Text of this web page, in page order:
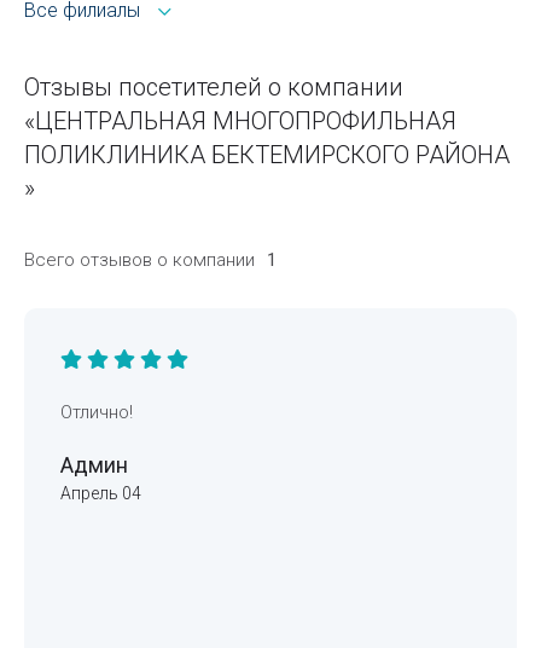
Все филиалы
Отзывы посетителей о компании
«ЦЕНТРАЛЬНАЯ МНОГОПРОФИЛЬНАЯ
ПОЛИКЛИНИКА БЕКТЕМИРСКОГО РАЙОНА
»
Всего отзывов о компании 1
Отлично!
Админ
Апрель 04